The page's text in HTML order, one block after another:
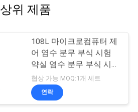
상위 제품
108L 마이크로컴퓨터 제
어 염수 분무 부식 시험
약실 염수 분무 부식 시험
약실
협상 가능 MOQ:1개 세트
연락